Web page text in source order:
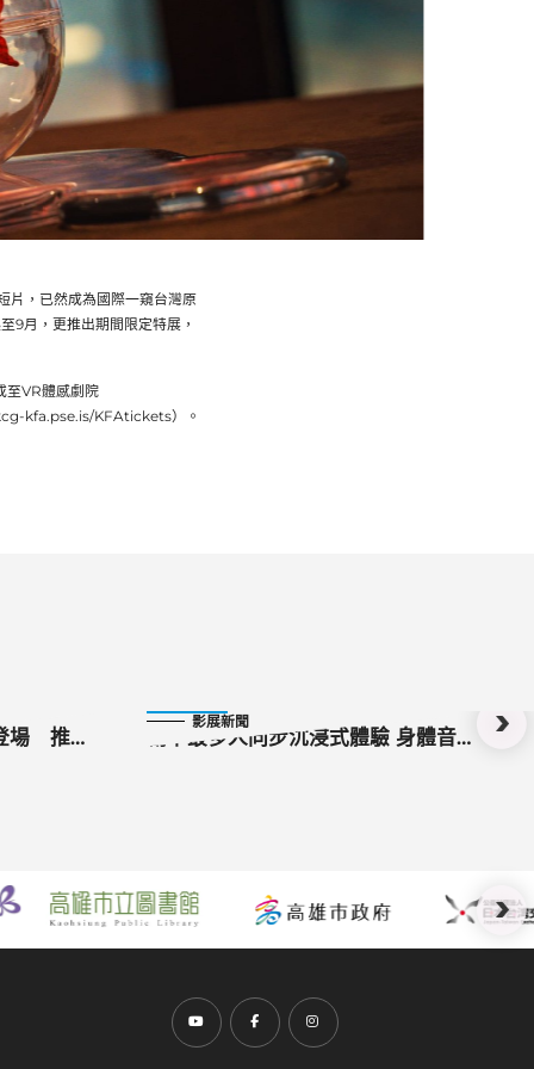
片，已然成為國際一窺台灣原
9月，更推出期間限定特展，
至VR體感劇院
kfa.pse.is/KFAtickets）。
場 推耽
影展新聞
創下最多人同步沉浸式體驗 身體音樂
前往Youtube頻道(另開新視窗)
前往Facebook粉絲團(另開新視窗)
前往Instagram粉絲團(另開新視窗)